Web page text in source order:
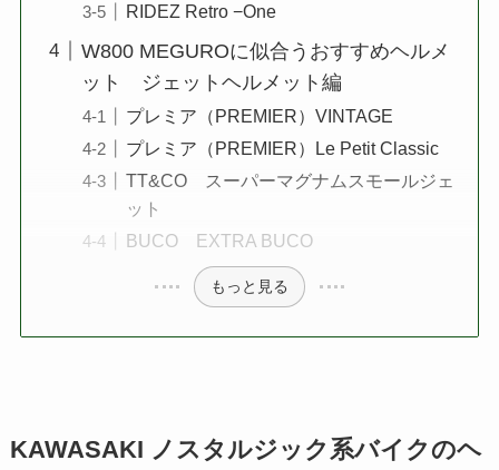
RIDEZ Retro −One
W800 MEGUROに似合うおすすめヘルメ
ット ジェットヘルメット編
プレミア（PREMIER）VINTAGE
プレミア（PREMIER）Le Petit Classic
TT&CO スーパーマグナムスモールジェ
ット
BUCO EXTRA BUCO
もっと見る
KAWASAKI ノスタルジック系バイクのヘ